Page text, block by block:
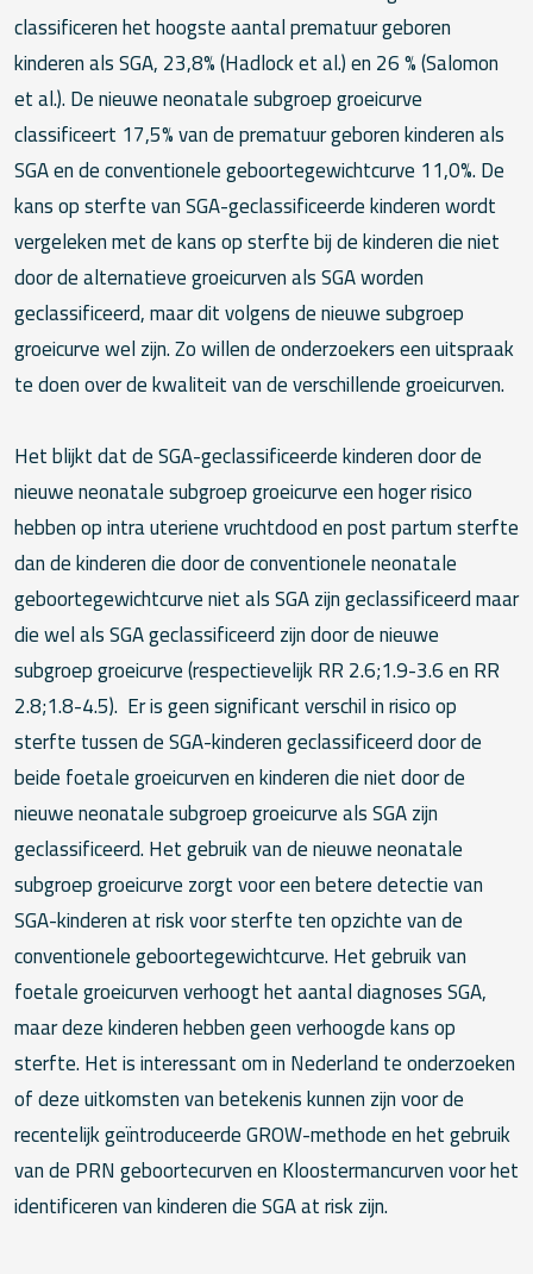
classificeren het hoogste aantal prematuur geboren
kinderen als SGA, 23,8% (Hadlock et al.) en 26 % (Salomon
et al.). De nieuwe neonatale subgroep groeicurve
classificeert 17,5% van de prematuur geboren kinderen als
SGA en de conventionele geboortegewichtcurve 11,0%. De
kans op sterfte van SGA-geclassificeerde kinderen wordt
vergeleken met de kans op sterfte bij de kinderen die niet
door de alternatieve groeicurven als SGA worden
geclassificeerd, maar dit volgens de nieuwe subgroep
groeicurve wel zijn. Zo willen de onderzoekers een uitspraak
te doen over de kwaliteit van de verschillende groeicurven.
Het blijkt dat de SGA-geclassificeerde kinderen door de
nieuwe neonatale subgroep groeicurve een hoger risico
hebben op intra uteriene vruchtdood en post partum sterfte
dan de kinderen die door de conventionele neonatale
geboortegewichtcurve niet als SGA zijn geclassificeerd maar
die wel als SGA geclassificeerd zijn door de nieuwe
subgroep groeicurve (respectievelijk RR 2.6;1.9-3.6 en RR
2.8;1.8-4.5). Er is geen significant verschil in risico op
sterfte tussen de SGA-kinderen geclassificeerd door de
beide foetale groeicurven en kinderen die niet door de
nieuwe neonatale subgroep groeicurve als SGA zijn
geclassificeerd. Het gebruik van de nieuwe neonatale
subgroep groeicurve zorgt voor een betere detectie van
SGA-kinderen at risk voor sterfte ten opzichte van de
conventionele geboortegewichtcurve. Het gebruik van
foetale groeicurven verhoogt het aantal diagnoses SGA,
maar deze kinderen hebben geen verhoogde kans op
sterfte. Het is interessant om in Nederland te onderzoeken
of deze uitkomsten van betekenis kunnen zijn voor de
recentelijk geïntroduceerde GROW-methode en het gebruik
van de PRN geboortecurven en Kloostermancurven voor het
identificeren van kinderen die SGA at risk zijn.